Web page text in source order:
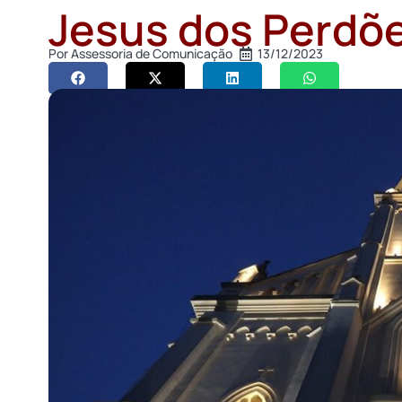
Jesus dos
PorAssessoria de Comunicação 13/12/2023